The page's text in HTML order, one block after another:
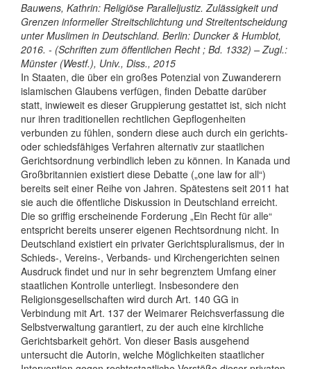
Bauwens, Kathrin: Religiöse Paralleljustiz. Zulässigkeit und
Grenzen informeller Streitschlichtung und Streitentscheidung
unter Muslimen in Deutschland. Berlin: Duncker & Humblot,
2016. - (Schriften zum öffentlichen Recht ; Bd. 1332) – Zugl.:
Münster (Westf.), Univ., Diss., 2015
In Staaten, die über ein großes Potenzial von Zuwanderern
islamischen Glaubens verfügen, finden Debatte darüber
statt, inwieweit es dieser Gruppierung gestattet ist, sich nicht
nur ihren traditionellen rechtlichen Gepflogenheiten
verbunden zu fühlen, sondern diese auch durch ein gerichts-
oder schiedsfähiges Verfahren alternativ zur staatlichen
Gerichtsordnung verbindlich leben zu können. In Kanada und
Großbritannien existiert diese Debatte („one law for all“)
bereits seit einer Reihe von Jahren. Spätestens seit 2011 hat
sie auch die öffentliche Diskussion in Deutschland erreicht.
Die so griffig erscheinende Forderung „Ein Recht für alle“
entspricht bereits unserer eigenen Rechtsordnung nicht. In
Deutschland existiert ein privater Gerichtspluralismus, der in
Schieds-, Vereins-, Verbands- und Kirchengerichten seinen
Ausdruck findet und nur in sehr begrenztem Umfang einer
staatlichen Kontrolle unterliegt. Insbesondere den
Religionsgesellschaften wird durch Art. 140 GG in
Verbindung mit Art. 137 der Weimarer Reichsverfassung die
Selbstverwaltung garantiert, zu der auch eine kirchliche
Gerichtsbarkeit gehört. Von dieser Basis ausgehend
untersucht die Autorin, welche Möglichkeiten staatlicher